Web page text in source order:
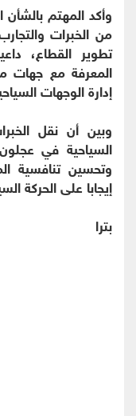
وأكد المهتم
من الخبرات
تطوير القطاع،
المعرفة مع
إدارة الوجهات
وبين أن نقل
السياحية في
وتحسين تنافسية
إيجابا على الحركة
بترا